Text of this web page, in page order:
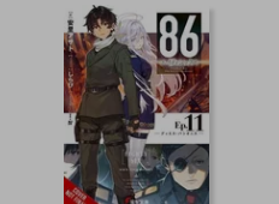
50%
dcto.